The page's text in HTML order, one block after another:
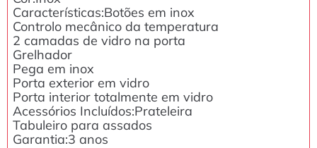
Características:Botões em inox
Controlo mecânico da temperatura
2 camadas de vidro na porta
Grelhador
Pega em inox
Porta exterior em vidro
Porta interior totalmente em vidro
Acessórios Incluídos:Prateleira
Tabuleiro para assados
Garantia:3 anos